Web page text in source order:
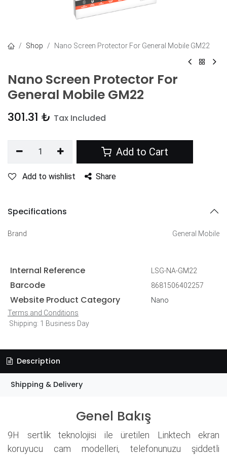
Shop Nano Screen Protector For General Mobile GM22
Nano Screen Protector For
General Mobile GM22
301.31 ₺ Tax Included
Add to Cart
Add to wishlist Share
Specifications
Brand General Mobile
Internal Reference LSG-NA-GM22
Barcode 8681506402257
Website Product Category
Nano
Terms and Conditions
Shipping: 1 Business Day
Description
Shipping & Delivery
Genel Bakış
9H sertlik teknolojisi ile üretilen Linktech ekran
koruyucu cam modelleri, telefonunuzu şiddetli